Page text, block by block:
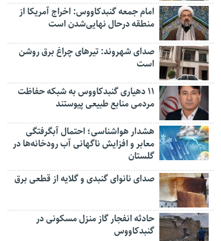
امام جمعه گنبدکاووس: اخراج آمریکا از
منطقه درحال نهایی‌شدن است
صدای شهروند: تیرهای چراغ برق روشن
است
۱۱ دهیاری گنبدکاووس به شبکه حفاظت
مردمی منابع طبیعی پیوستند
هشدار هواشناسی؛ احتمال آبگرفتگی
معابر و افزایش ناگهانی آب رودخانه‌ها در
گلستان
صدای نانوای گنبدی و گلایه از قطعی برق
حادثه انفجار گاز منزل مسکونی در
گنبدکاووس